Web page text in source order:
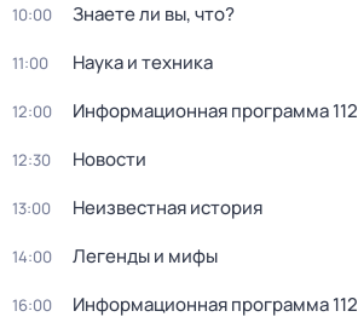
10:00 Знаете ли вы, что?
11:00 Наука и техника
12:00 Информационная программа 112
12:30 Новости
13:00 Неизвестная история
14:00 Легенды и мифы
16:00 Информационная программа 112